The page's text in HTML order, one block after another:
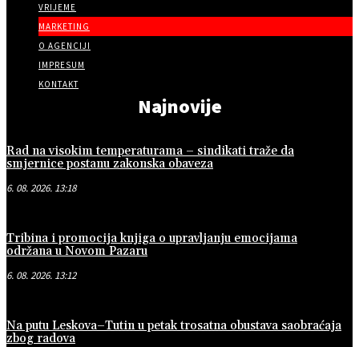
VRIJEME
MARKETING
O AGENCIJI
IMPRESUM
KONTAKT
Najnovije
Rad na visokim temperaturama – sindikati traže da
smjernice postanu zakonska obaveza
6. 08. 2026. 13:18
Tribina i promocija knjiga o upravljanju emocijama
održana u Novom Pazaru
6. 08. 2026. 13:12
Na putu Leskova–Tutin u petak trosatna obustava saobraćaja
zbog radova